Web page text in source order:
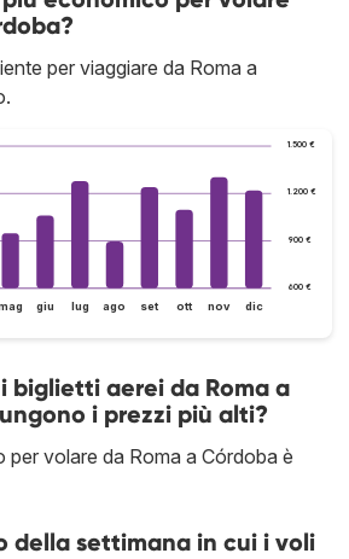
per viaggiare da Roma a
600 €
900 €
1.200 €
1.500 €
giu lug ago set ott nov dic
biglietti aerei da Roma a
i prezzi più alti?
per volare da Roma a Córdoba è
della settimana in cui i voli